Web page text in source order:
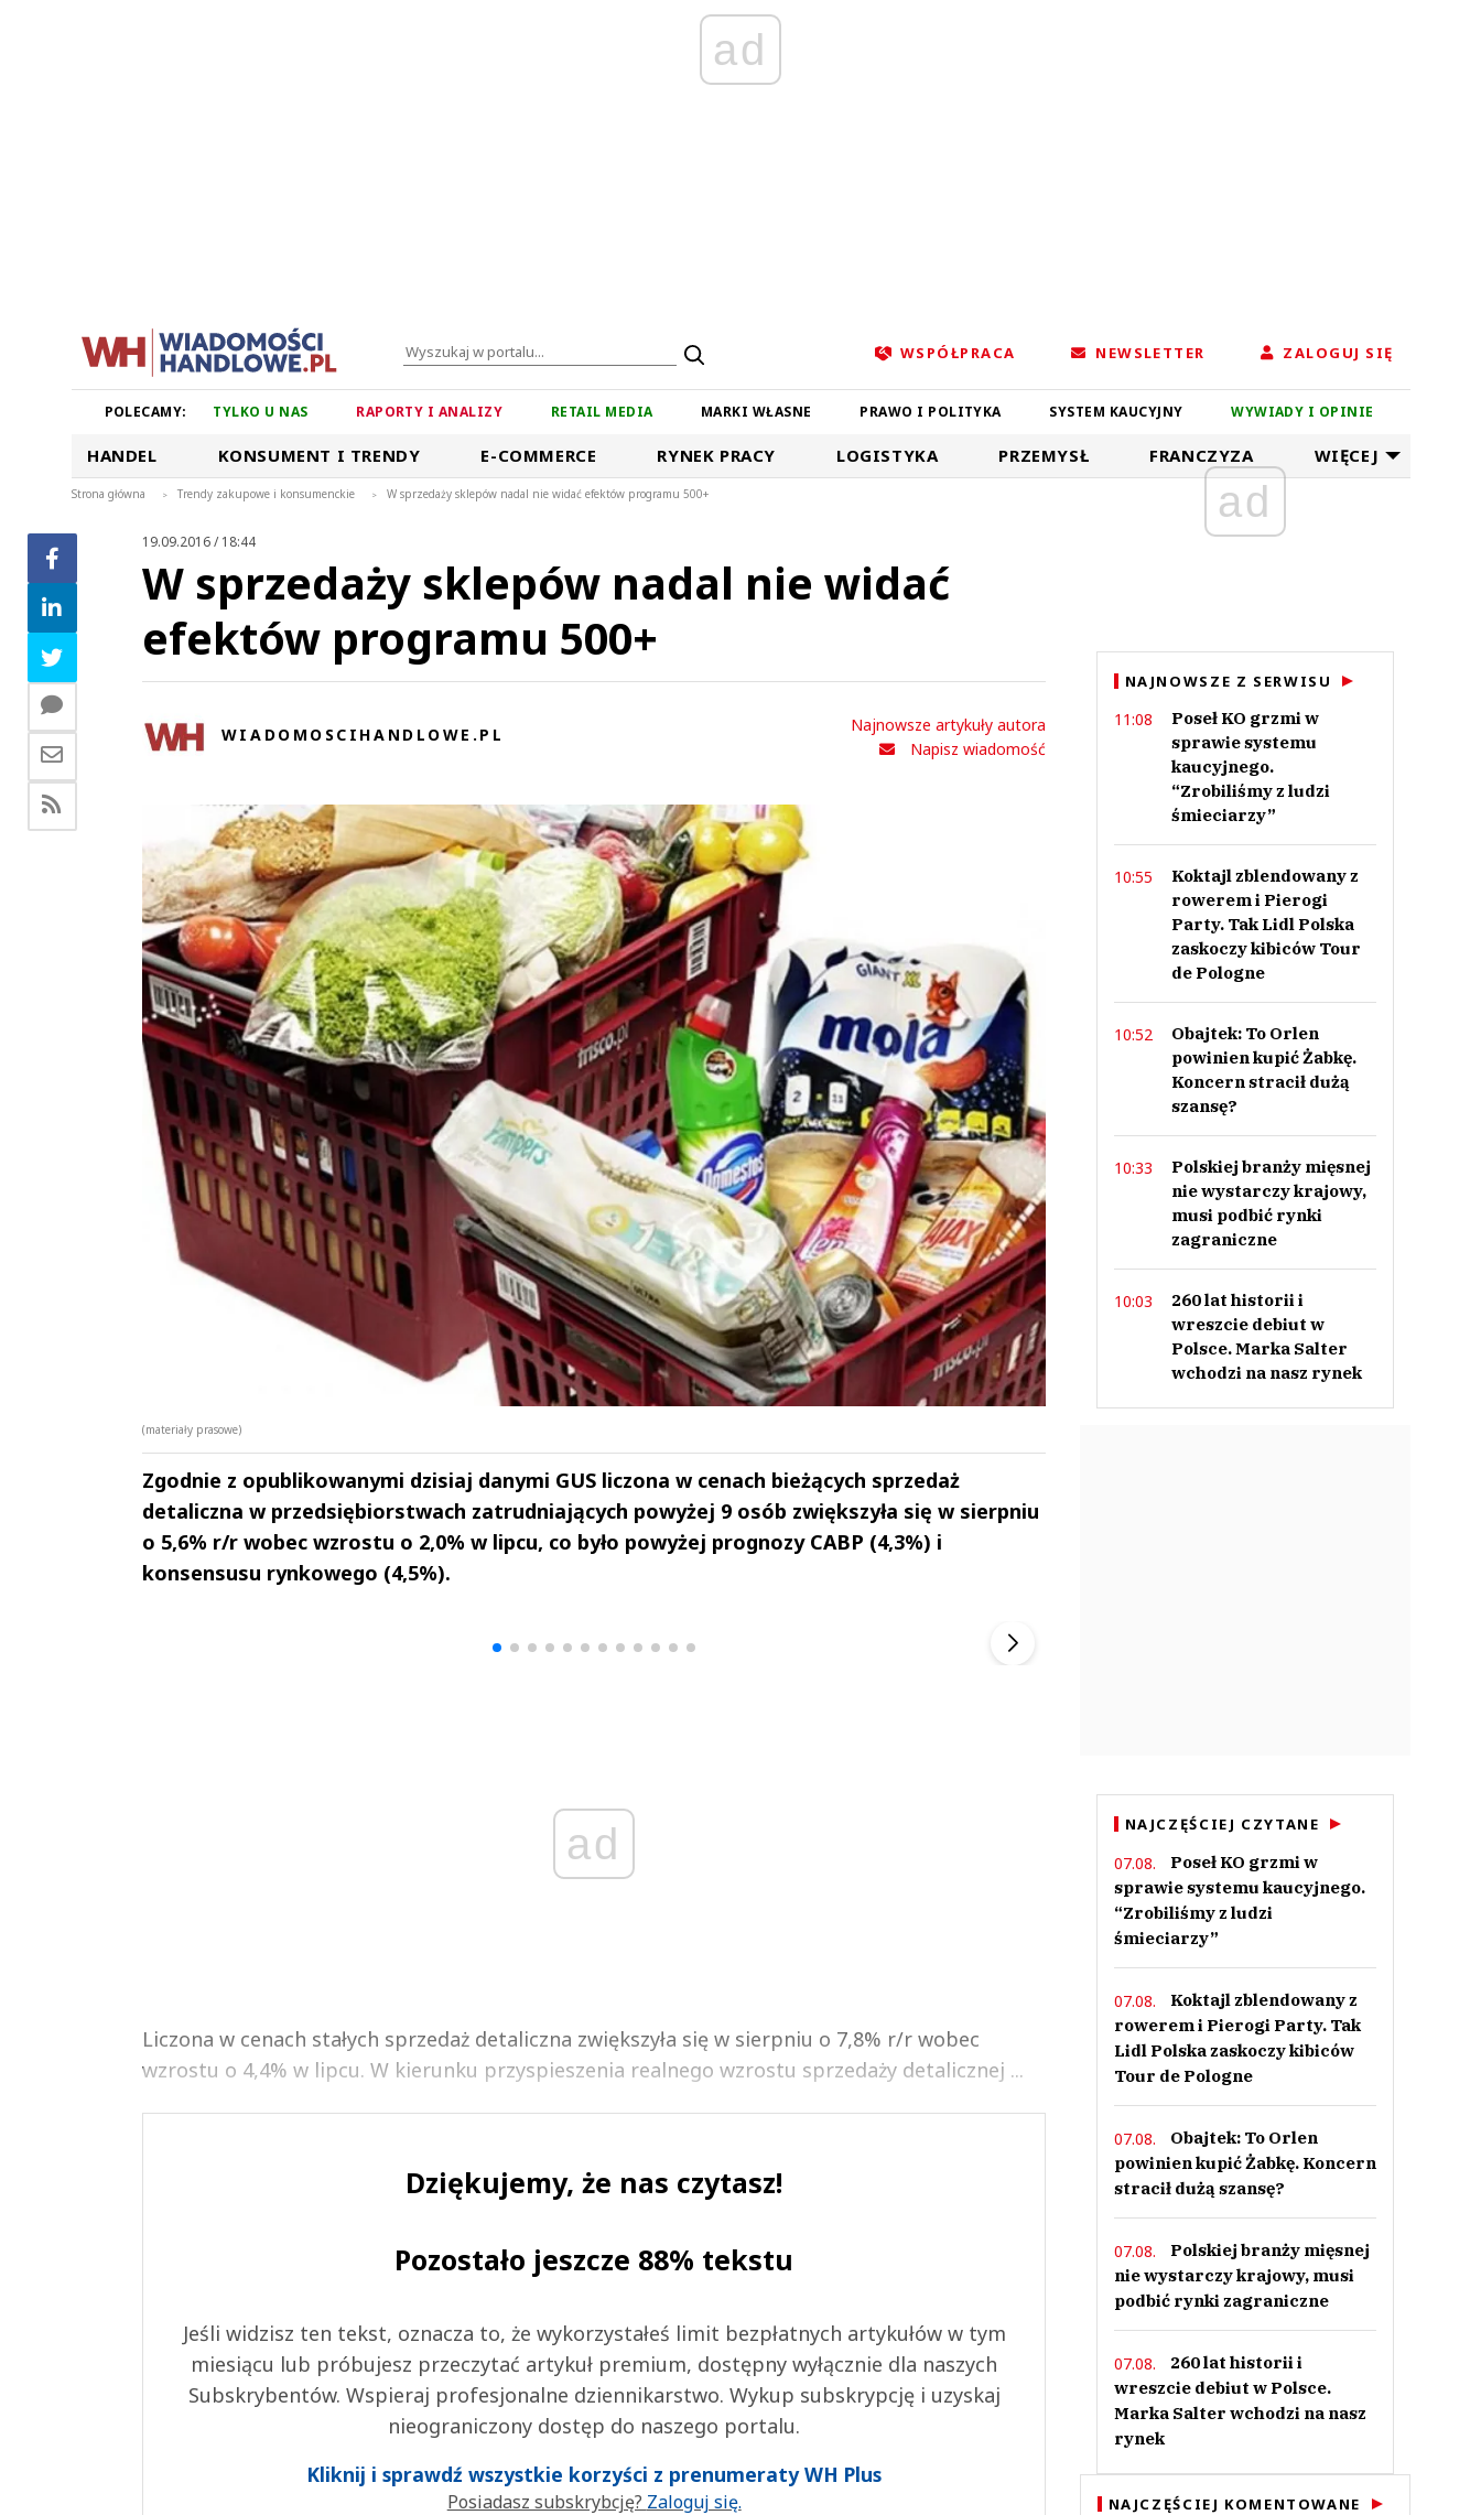
ad
WSPÓŁPRACA NEWSLETTER ZALOGUJ SIĘ
POLECAMY: TYLKO U NAS RAPORTY I ANALIZY RETAIL MEDIA MARKI WŁASNE PRAWO I POLITYKA SYSTEM KAUCYJNY WYWIADY I OPINIE
HANDEL KONSUMENT I TRENDY E-COMMERCE RYNEK PRACY LOGISTYKA PRZEMYSŁ FRANCZYZA WIĘCEJ
Strona główna > Trendy zakupowe i konsumenckie > W sprzedaży sklepów nadal nie widać efektów programu 500+
19.09.2016 / 18:44
W sprzedaży sklepów nadal nie widać
efektów programu 500+
WIADOMOSCIHANDLOWE.PL
Najnowsze artykuły autora
Napisz wiadomość
(materiały prasowe)
Zgodnie z opublikowanymi dzisiaj danymi GUS liczona w cenach bieżących sprzedaż
detaliczna w przedsiębiorstwach zatrudniających powyżej 9 osób zwiększyła się w sierpniu
o 5,6% r/r wobec wzrostu o 2,0% w lipcu, co było powyżej prognozy CABP (4,3%) i
konsensusu rynkowego (4,5%).
ad
Liczona w cenach stałych sprzedaż detaliczna zwiększyła się w sierpniu o 7,8% r/r wobec
wzrostu o 4,4% w lipcu. W kierunku przyspieszenia realnego wzrostu sprzedaży detalicznej ...
Dziękujemy, że nas czytasz!
Pozostało jeszcze 88% tekstu
Jeśli widzisz ten tekst, oznacza to, że wykorzystałeś limit bezpłatnych artykułów w tym
miesiącu lub próbujesz przeczytać artykuł premium, dostępny wyłącznie dla naszych
Subskrybentów. Wspieraj profesjonalne dziennikarstwo. Wykup subskrypcję i uzyskaj
nieograniczony dostęp do naszego portalu.
Kliknij i sprawdź wszystkie korzyści z prenumeraty WH Plus
Posiadasz subskrybcję? Zaloguj się.
Andrzej i Marta
Marta i Andrzej
ad
NAJNOWSZE Z SERWISU
11:08
Poseł KO grzmi w
sprawie systemu
kaucyjnego.
“Zrobiliśmy z ludzi
śmieciarzy”
10:55
Koktajl zblendowany z
rowerem i Pierogi
Party. Tak Lidl Polska
zaskoczy kibiców Tour
de Pologne
10:52
Obajtek: To Orlen
powinien kupić Żabkę.
Koncern stracił dużą
szansę?
10:33
Polskiej branży mięsnej
nie wystarczy krajowy,
musi podbić rynki
zagraniczne
10:03
260 lat historii i
wreszcie debiut w
Polsce. Marka Salter
wchodzi na nasz rynek
NAJCZĘŚCIEJ CZYTANE
07.08.
Poseł KO grzmi w
sprawie systemu kaucyjnego.
“Zrobiliśmy z ludzi
śmieciarzy”
07.08.
Koktajl zblendowany z
rowerem i Pierogi Party. Tak
Lidl Polska zaskoczy kibiców
Tour de Pologne
07.08.
Obajtek: To Orlen
powinien kupić Żabkę. Koncern
stracił dużą szansę?
07.08.
Polskiej branży mięsnej
nie wystarczy krajowy, musi
podbić rynki zagraniczne
07.08.
260 lat historii i
wreszcie debiut w Polsce.
Marka Salter wchodzi na nasz
rynek
NAJCZĘŚCIEJ KOMENTOWANE